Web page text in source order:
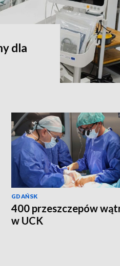
dla
GDAŃSK
400 przeszczepów
w UCK